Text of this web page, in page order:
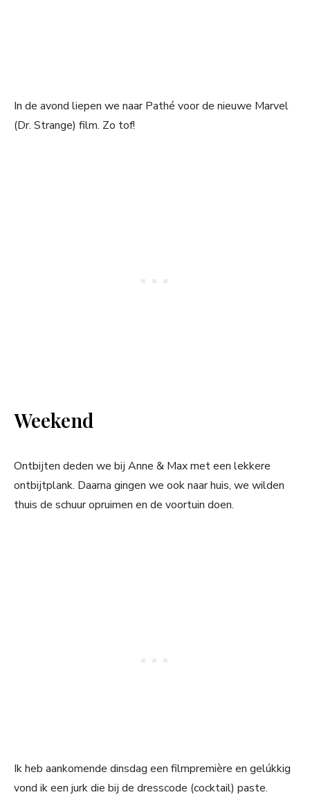
In de avond liepen we naar Pathé voor de nieuwe Marvel
(Dr. Strange) film. Zo tof!
Weekend
Ontbijten deden we bij Anne & Max met een lekkere
ontbijtplank. Daarna gingen we ook naar huis, we wilden
thuis de schuur opruimen en de voortuin doen.
Ik heb aankomende dinsdag een filmpremière en gelúkkig
vond ik een jurk die bij de dresscode (cocktail) paste.